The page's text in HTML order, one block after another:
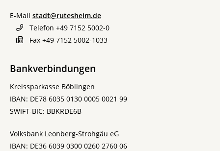
E-Mail stadt@rutesheim.de
Telefon +49 7152 5002-0
Fax +49 7152 5002-1033
Bankverbindungen
Kreissparkasse Böblingen
IBAN: DE78 6035 0130 0005 0021 99
SWIFT-BIC: BBKRDE6B
Volksbank Leonberg-Strohgäu eG
IBAN: DE36 6039 0300 0260 2760 06